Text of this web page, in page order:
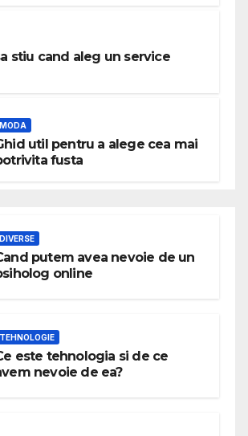
stiu cand aleg un service
MODA
util pentru a alege cea mai
fusta
DIVERSE
putem avea nevoie de un
online
TEHNOLOGIE
este tehnologia si de ce
nevoie de ea?